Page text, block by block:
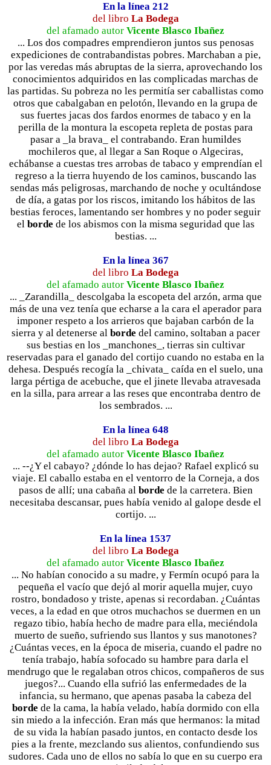
En la línea 212
del libro La Bodega
del afamado autor Vicente Blasco Ibañez
... Los dos compadres emprendieron juntos sus penosas
expediciones de contrabandistas pobres. Marchaban a pie,
por las veredas más abruptas de la sierra, aprovechando los
conocimientos adquiridos en las complicadas marchas de
las partidas. Su pobreza no les permitía ser caballistas como
otros que cabalgaban en pelotón, llevando en la grupa de
sus fuertes jacas dos fardos enormes de tabaco y en la
perilla de la montura la escopeta repleta de postas para
pasar a _la brava_ el contrabando. Eran humildes
mochileros que, al llegar a San Roque o Algeciras,
echábanse a cuestas tres arrobas de tabaco y emprendían el
regreso a la tierra huyendo de los caminos, buscando las
sendas más peligrosas, marchando de noche y ocultándose
de día, a gatas por los riscos, imitando los hábitos de las
bestias feroces, lamentando ser hombres y no poder seguir
el borde de los abismos con la misma seguridad que las
bestias. ...
En la línea 367
del libro La Bodega
del afamado autor Vicente Blasco Ibañez
... _Zarandilla_ descolgaba la escopeta del arzón, arma que
más de una vez tenía que echarse a la cara el aperador para
imponer respeto a los arrieros que bajaban carbón de la
sierra y al detenerse al borde del camino, soltaban a pacer
sus bestias en los _manchones_, tierras sin cultivar
reservadas para el ganado del cortijo cuando no estaba en la
dehesa. Después recogía la _chivata_ caída en el suelo, una
larga pértiga de acebuche, que el jinete llevaba atravesada
en la silla, para arrear a las reses que encontraba dentro de
los sembrados. ...
En la línea 648
del libro La Bodega
del afamado autor Vicente Blasco Ibañez
... --¿Y el cabayo? ¿dónde lo has dejao? Rafael explicó su
viaje. El caballo estaba en el ventorro de la Corneja, a dos
pasos de allí; una cabaña al borde de la carretera. Bien
necesitaba descansar, pues había venido al galope desde el
cortijo. ...
En la línea 1537
del libro La Bodega
del afamado autor Vicente Blasco Ibañez
... No habían conocido a su madre, y Fermín ocupó para la
pequeña el vacío que dejó al morir aquella mujer, cuyo
rostro, bondadoso y triste, apenas si recordaban. ¿Cuántas
veces, a la edad en que otros muchachos se duermen en un
regazo tibio, había hecho de madre para ella, meciéndola
muerto de sueño, sufriendo sus llantos y sus manotones?
¿Cuántas veces, en la época de miseria, cuando el padre no
tenía trabajo, había sofocado su hambre para darla el
mendrugo que le regalaban otros chicos, compañeros de sus
juegos?... Cuando ella sufrió las enfermedades de la
infancia, su hermano, que apenas pasaba la cabeza del
borde de la cama, la había velado, había dormido con ella
sin miedo a la infección. Eran más que hermanos: la mitad
de su vida la habían pasado juntos, en contacto desde los
pies a la frente, mezclando sus alientos, confundiendo sus
sudores. Cada uno de ellos no sabía lo que en su cuerpo era